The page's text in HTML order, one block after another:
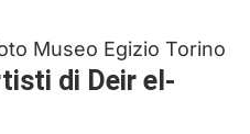
Museo Egizio Torino
di Deir el-